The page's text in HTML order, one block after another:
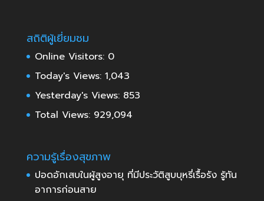
สถิติผู้เยี่ยมชม
Online Visitors: 0
Today's Views: 1,043
Yesterday's Views: 853
Total Views: 929,094
ความรู้เรื่องสุขภาพ
ปอดอักเสบในผู้สูงอายุ ที่มีประวัติสูบบุหรี่เรื้อรัง รู้ทัน
อาการก่อนสาย